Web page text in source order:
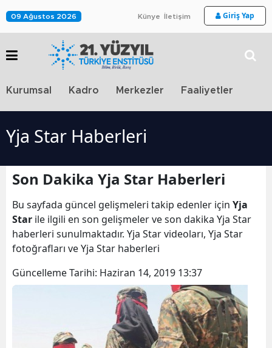
09 Ağustos 2026 Künye İletişim Giriş Yap
Kurumsal Kadro Merkezler Faaliyetler
Yja Star Haberleri
Son Dakika Yja Star Haberleri
Bu sayfada güncel gelişmeleri takip edenler için Yja
Star ile ilgili en son gelişmeler ve son dakika Yja Star
haberleri sunulmaktadır. Yja Star videoları, Yja Star
fotoğrafları ve Yja Star haberleri
Güncelleme Tarihi: Haziran 14, 2019 13:37